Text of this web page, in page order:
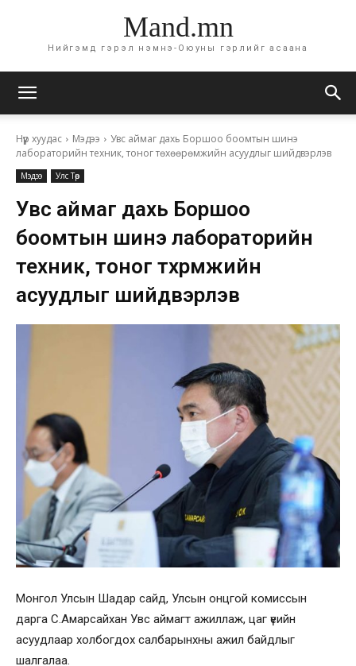
Mand.mn
Нийгэмд гэрэл нэмнэ-Оюуны гэрлийг асаана
Нүүр хуудас Мэдээ
Увс аймаг дахь Боршоо боомтын шинэ
лабораторийн техник, тоног төхөөрөмжийн асуудлыг шийдвэрлэв
Мэдээ Улс Төр
Увс аймаг дахь Боршоо
боомтын шинэ лабораторийн
техник, тоног төхөөрөмжийн
асуудлыг шийдвэрлэв
Монгол Улсын Шадар сайд, Улсын онцгой комиссын
дарга С.Амарсайхан Увс аймагт ажиллаж, цаг үеийн
асуудлаар холбогдох салбарынхны ажил байдлыг
шалгалаа.